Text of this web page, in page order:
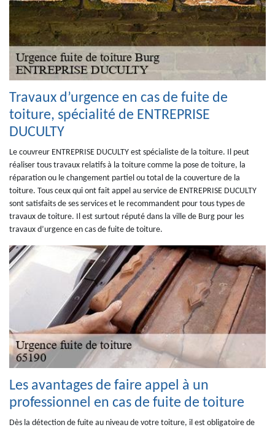
Travaux d’urgence en cas de fuite de
toiture, spécialité de ENTREPRISE
DUCULTY
Le couvreur ENTREPRISE DUCULTY est spécialiste de la toiture. Il peut
réaliser tous travaux relatifs à la toiture comme la pose de toiture, la
réparation ou le changement partiel ou total de la couverture de la
toiture. Tous ceux qui ont fait appel au service de ENTREPRISE DUCULTY
sont satisfaits de ses services et le recommandent pour tous types de
travaux de toiture. Il est surtout réputé dans la ville de Burg pour les
travaux d’urgence en cas de fuite de toiture.
Les avantages de faire appel à un
professionnel en cas de fuite de toiture
Dès la détection de fuite au niveau de votre toiture, il est obligatoire de